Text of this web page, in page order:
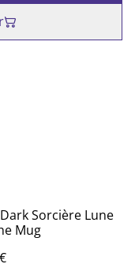
Sorcière Lune
Mug